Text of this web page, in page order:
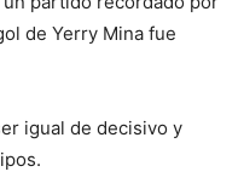
de Yerry Mina fue
igual de decisivo y